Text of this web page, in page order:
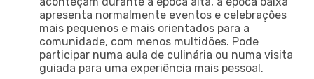
apresenta normalmente eventos e celebrações
mais pequenos e mais orientados para a
comunidade, com menos multidões. Pode
participar numa aula de culinária ou numa visita
guiada para uma experiência mais pessoal.